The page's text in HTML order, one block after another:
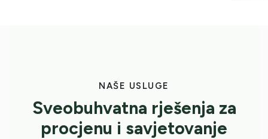
NAŠE USLUGE
Sveobuhvatna rješenja za
procjenu i savjetovanje